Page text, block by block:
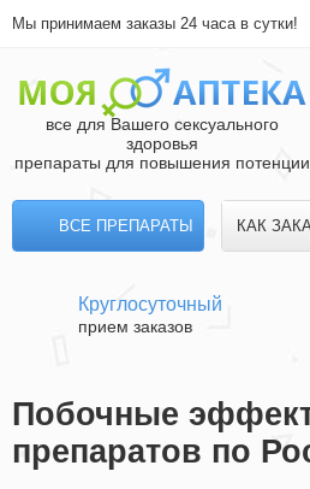
Мы принимаем заказы 24 часа в сутки!
все для Вашего сексуального
здоровья
препараты для повышения потенции
ВСЕ ПРЕПАРАТЫ КАК
Круглосуточный
прием заказов
Побочные
препаратов по